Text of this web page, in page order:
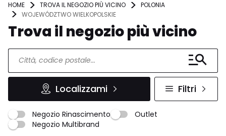
HOME TROVA IL NEGOZIO PIÙ VICINO
POLONIA
WOJEWÓDZTWO WIELKOPOLSKIE
Trova il negozio più vicino
Localizzami Filtri
Negozio Rinascimento
Outlet
Negozio Multibrand